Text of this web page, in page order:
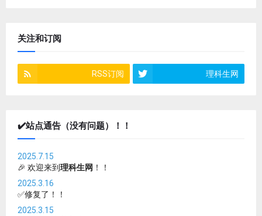
关注和订阅
RSS订阅 理科生网
✔️站点通告（没有问题）！！
2025.7.15
🎉 欢迎来到理科生网 ！！
2025.3.16
✅修复了！！
2025.3.15